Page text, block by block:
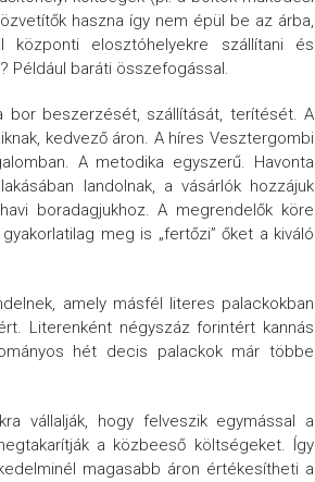
haszna így nem épül be az árba,
központi elosztóhelyekre szállítani és
Például baráti összefogással.
bor beszerzését, szállítását, terítését. A
kedvező áron. A híres Vesztergombi
A metodika egyszerű. Havonta
landolnak, a vásárlók hozzájuk
boradagjukhoz. A megrendelők köre
meg is „fertőzi” őket a kiváló
amely másfél literes palackokban
Literenként négyszáz forintért kannás
hét decis palackok már többe
vállalják, hogy felveszik egymással a
a közbeeső költségeket. Így
magasabb áron értékesítheti a